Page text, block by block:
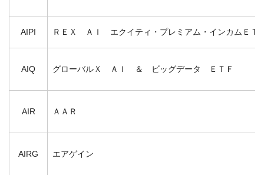
AIPI ＲＥＸ ＡＩ エクイティ・プレミアム・インカムＥＴ
AIQ グローバルＸ ＡＩ ＆ ビッグデータ ＥＴＦ
AIR ＡＡＲ
AIRG エアゲイン